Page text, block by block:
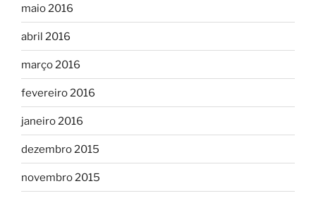
maio 2016
abril 2016
março 2016
fevereiro 2016
janeiro 2016
dezembro 2015
novembro 2015